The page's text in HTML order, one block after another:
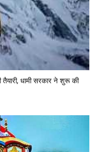
धामी सरकार ने शुरू की